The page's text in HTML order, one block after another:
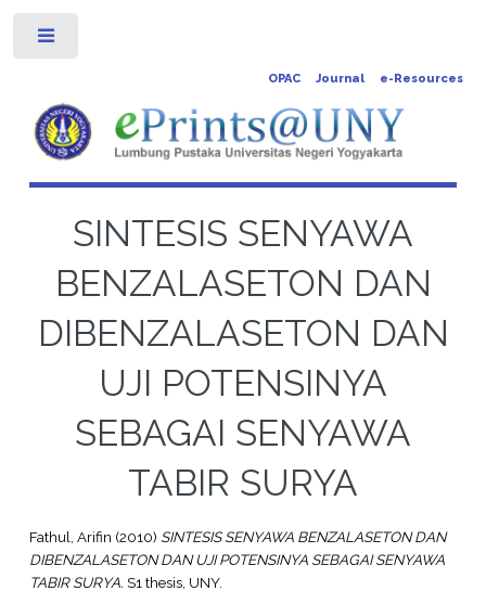
OPAC Journal e-Resources
SINTESIS SENYAWA
BENZALASETON DAN
DIBENZALASETON DAN
UJI POTENSINYA
SEBAGAI SENYAWA
TABIR SURYA
Fathul, Arifin (2010) SINTESIS SENYAWA BENZALASETON DAN
DIBENZALASETON DAN UJI POTENSINYA SEBAGAI SENYAWA
TABIR SURYA. S1 thesis, UNY.